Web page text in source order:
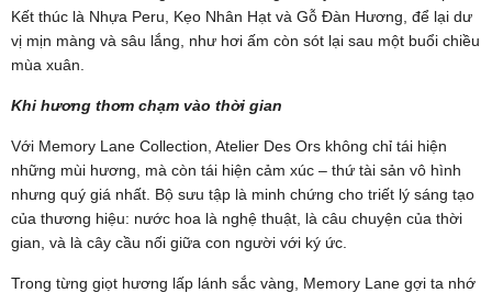
Kết thúc là Nhựa Peru, Kẹo Nhân Hạt và Gỗ Đàn Hương, để lại dư
vị mịn màng và sâu lắng, như hơi ấm còn sót lại sau một buổi chiều
mùa xuân.
Khi hương thơm chạm vào thời gian
Với Memory Lane Collection, Atelier Des Ors không chỉ tái hiện
những mùi hương, mà còn tái hiện cảm xúc – thứ tài sản vô hình
nhưng quý giá nhất. Bộ sưu tập là minh chứng cho triết lý sáng tạo
của thương hiệu: nước hoa là nghệ thuật, là câu chuyện của thời
gian, và là cây cầu nối giữa con người với ký ức.
Trong từng giọt hương lấp lánh sắc vàng, Memory Lane gợi ta nhớ